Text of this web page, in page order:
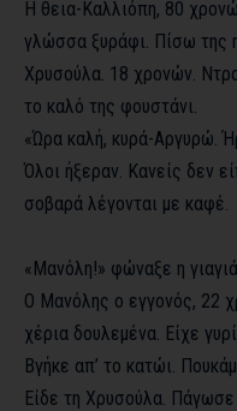
Η θεια-Καλλιόπη, 80
γλώσσα ξυράφι. Πίσω της
Χρυσούλα. 18 χρονών.
το καλό της φουστάνι.
«Ώρα καλή, κυρά-Αργυρώ.
Όλοι ήξεραν. Κανείς δεν
σοβαρά λέγονται με καφέ.
«Μανόλη!» φώναξε η
Ο Μανόλης ο εγγονός, 22
χέρια δουλεμένα. Είχε
Βγήκε απ’ το κατώι.
Είδε τη Χρυσούλα.